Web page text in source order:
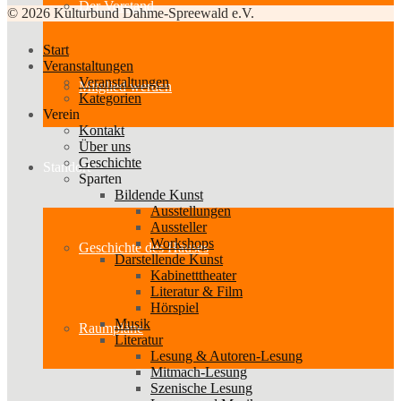
Der Vorstand
Mitglied werden
Standort
Geschichte des Hauses
Raumpläne
© 2026 Kulturbund Dahme-Spreewald e.V.
Start
Veranstaltungen
Veranstaltungen
Kategorien
Verein
Kontakt
Über uns
Geschichte
Sparten
Bildende Kunst
Ausstellungen
Aussteller
Workshops
Darstellende Kunst
Kabinetttheater
Literatur & Film
Hörspiel
Musik
Literatur
Lesung & Autoren-Lesung
Mitmach-Lesung
Szenische Lesung